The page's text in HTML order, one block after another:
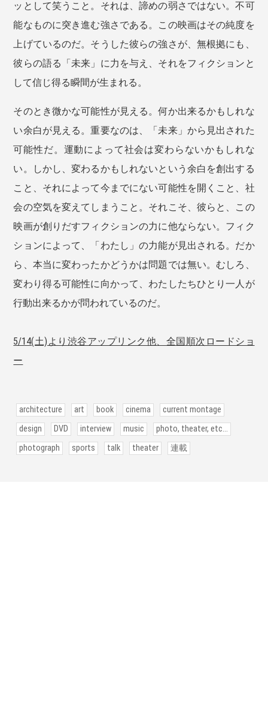
ッとして笑うこと。それは、諦めの弱さではない。不可
能なものに突き進む強さである。この映画はその純度を
上げているのだ。そうした彼らの強さが、無根拠にも、
彼らの語る「未来」に力を与え、それをフィクションと
して信じ得る瞬間が生まれる。
そのとき微かな可能性が見える。何か出来るかもしれな
い余白が見える。重要なのは、「未来」から見出された
可能性だ。運動によって社会は変わらないかもしれな
い。しかし、変わるかもしれないという余白を創出する
こと、それによって今までにない可能性を開くこと、社
会の空気を変えてしまうこと。それこそ、彼らと、この
映画が創りだすフィクションの力に他ならない。フィク
ションによって、「わたし」の力能が見出される。だか
ら、本当に変わったかどうかは問題では無い。むしろ、
変わり得る可能性に向かって、わたしたちひとり一人が
行動出来るかが問われているのだ。
5/14(土)より渋谷アップリンク他、全国順次ロードショ
ー
architecture art book cinema
current montage
design
DVD interview music
photo, theater, etc...
photograph
sports talk theater 連載